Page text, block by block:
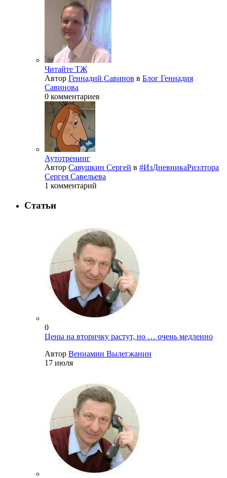
Читайте ТЖ
Автор Геннадий Савинов в Блог Геннадия
Савинова
0 комментариев
Аутотренинг
Автор Савушкин Сергей в #ИзДневникаРиэлтора
Сергея Савельева
1 комментарий
Статьи
0
Цены на вторичку растут, но … очень медленно
Автор Вениамин Вылегжанин
17 июля